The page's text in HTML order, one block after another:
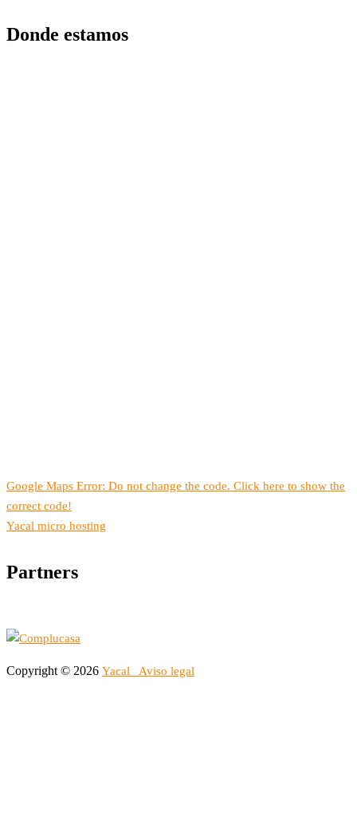
Donde estamos
Google Maps Error: Do not change the code. Click here to show the
correct code!
Yacal micro hosting
Partners
Copyright © 2026 Yacal Aviso legal